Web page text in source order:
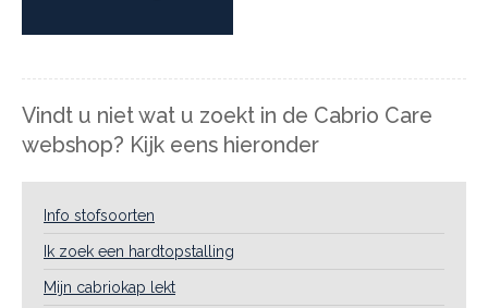
Vindt u niet wat u zoekt in de Cabrio Care
webshop? Kijk eens hieronder
Info stofsoorten
Ik zoek een hardtopstalling
Mijn cabriokap lekt